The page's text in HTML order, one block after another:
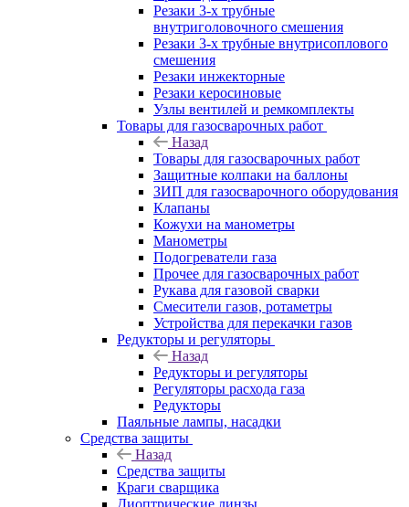
Резаки 3-х трубные
внутриголовочного смешения
Резаки 3-х трубные внутрисоплового
смешения
Резаки инжекторные
Резаки керосиновые
Узлы вентилей и ремкомплекты
Товары для газосварочных работ
Назад
Товары для газосварочных работ
Защитные колпаки на баллоны
ЗИП для газосварочного оборудования
Клапаны
Кожухи на манометры
Манометры
Подогреватели газа
Прочее для газосварочных работ
Рукава для газовой сварки
Смесители газов, ротаметры
Устройства для перекачки газов
Редукторы и регуляторы
Назад
Редукторы и регуляторы
Регуляторы расхода газа
Редукторы
Паяльные лампы, насадки
Средства защиты
Назад
Средства защиты
Краги сварщика
Диоптрические линзы